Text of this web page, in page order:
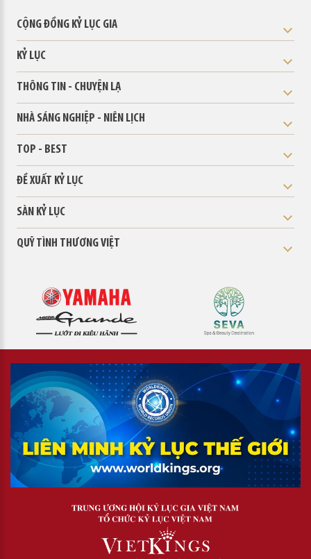
CỘNG ĐỒNG KỶ LỤC GIA
KỶ LỤC
THÔNG TIN - CHUYỆN LẠ
NHÀ SÁNG NGHIỆP - NIÊN LỊCH
TOP - BEST
ĐỀ XUẤT KỶ LỤC
SÀN KỶ LỤC
QUỸ TÌNH THƯƠNG VIỆT